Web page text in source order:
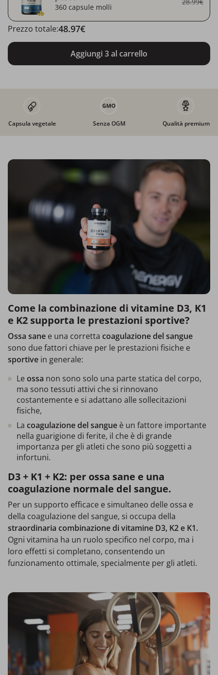
360 capsule molli
Aggiungi 3 al carrello
Prezzo totale:48.97€
Capsula vegetale Senza OGM Qualità premium
Come la combinazione di vitamine D3, K1
e K2 supporta le prestazioni sportive?
Ossa sane e una corretta coagulazione del sangue
sono due fattori chiave per le prestazioni fisiche e
sportive in generale:
Le ossa non sono solo una parte statica del corpo,
ma sono tessuti attivi che si rinnovano
costantemente e si adattano alle sollecitazioni
fisiche,
La coagulazione del sangue è un fattore importante
nella guarigione di ferite, il che è di grande
importanza per gli atleti che sono più soggetti a
infortuni.
D3 + K1 + K2: per ossa sane e una
coagulazione normale del sangue.
Per un supporto efficace e simultaneo delle ossa e
della coagulazione del sangue, si occupa della
straordinaria combinazione di vitamine D3, K2 e K1.
Ogni vitamina ha un ruolo specifico nel corpo, ma i
loro effetti si completano, consentendo un
funzionamento ottimale, specialmente per gli atleti.